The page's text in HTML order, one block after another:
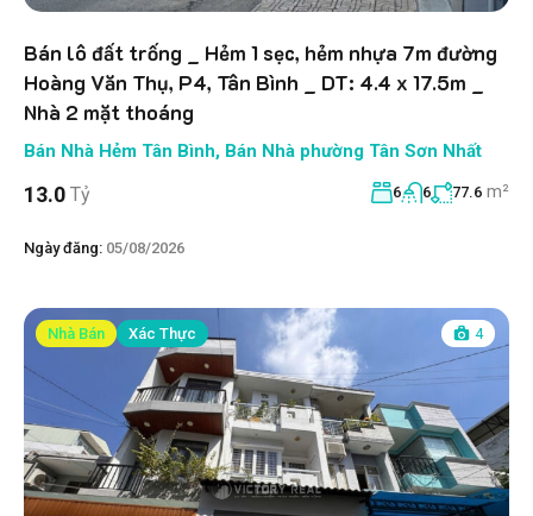
Bán lô đất trống _ Hẻm 1 sẹc, hẻm nhựa 7m đường
Hoàng Văn Thụ, P4, Tân Bình _ DT: 4.4 x 17.5m _
Nhà 2 mặt thoáng
Bán Nhà Hẻm Tân Bình, Bán Nhà phường Tân Sơn Nhất
13.0 Tỷ 6 6 77.6 m²
Ngày đăng: 05/08/2026
Nhà Bán Xác Thực 4